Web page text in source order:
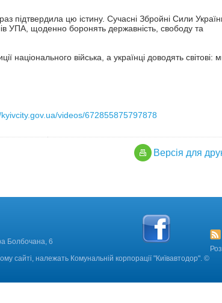
підтвердила цю істину. Сучасні Збройні Сили
УПА, щоденно боронять державність, свободу та
національного війська, а українці доводять світові:
videos/672855875797878
Версiя для
вул. Петра Болбочана, 6
сайті, належать Комунальній корпорації "Київавтодор". ©